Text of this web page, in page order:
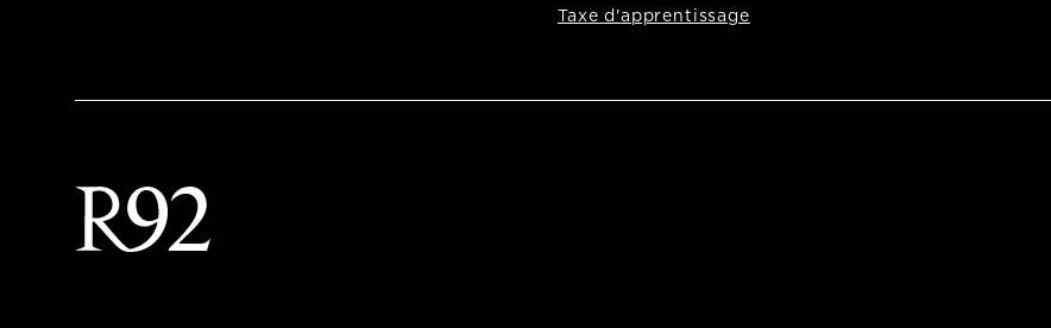
Taxe d'apprentissage